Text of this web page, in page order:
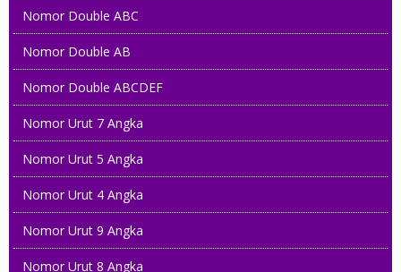
Nomor Double ABC
Nomor Double AB
Nomor Double ABCDEF
Nomor Urut 7 Angka
Nomor Urut 5 Angka
Nomor Urut 4 Angka
Nomor Urut 9 Angka
Nomor Urut 8 Angka